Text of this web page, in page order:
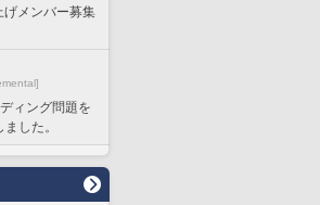
げメンバー募集
ィング問題を
した。